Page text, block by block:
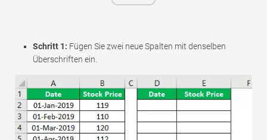
Schritt 1: Fügen Sie zwei neue Spalten mit denselben
Überschriften ein.